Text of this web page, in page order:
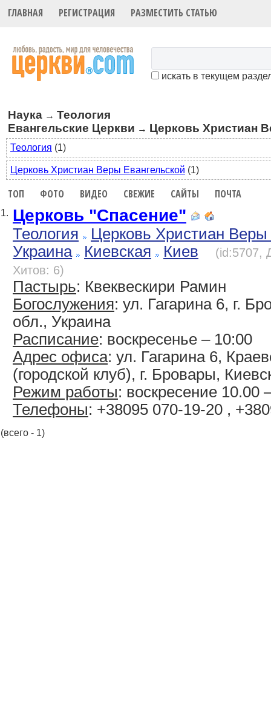
ГЛАВНАЯ РЕГИСТРАЦИЯ РАЗМЕСТИТЬ СТАТЬЮ
искать в текущем
Наука →Теология
Евангельские Церкви → Церковь Христиан
Теология (1)
Церковь Христиан Веры Евангельской (1)
ТОП ФОТО ВИДЕО СВЕЖИЕ САЙТЫ ПОЧТА
1. Церковь "Спасение"
Теология
Церковь Христиан Веры
Украина
Киевская Киев
(id:5707,
Хитов: 6)
Пастырь: Квеквескири Рамин
Богослужения: ул. Гагарина 6, г.
обл., Украина
Расписание: воскресенье – 10:00
Адрес офиса: ул. Гагарина 6,
(городской клуб), г. Бровары,
Режим работы: воскресение 10.00
Телефоны: +38095 070-19-20 ,
(всего - 1)